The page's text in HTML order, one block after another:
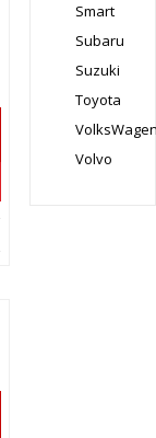
Smart
Subaru
Suzuki
Toyota
Volvo